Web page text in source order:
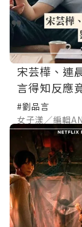
宋芸樺、連
言得知反應
#劉品言
女子漾／編輯